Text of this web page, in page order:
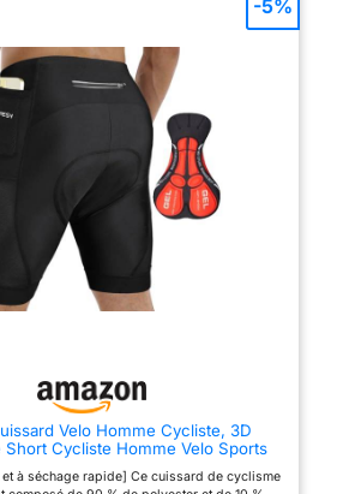
qui
taille.
sans
peau,
les
un port
d’un
densité
pour
les points
à
cuissard
les
empêche
de
de
polyester durable et boucles en
plastique, le cintre de bottes est
très durable, support de bottes
Étendoir - glisser la dans la
boucle et suspendre, en la
gardant droite, c'est très utile,
cintre pour bottes de pêche
Cuissardes pour la pêche -
taille unique, polyvalentes pour
les bottes pour adultes ou les
bottes pour enfants, et
s'ajustent mieux qu'un cintre de
pataugeoire serpentin, cintres
pour bottes Cintre de bottes de
pêche - fabriqué en polyester
de haute qualité et durable,
matériau plastique, le cintre de
Velo Homme Cycliste, 3D
Short Cycliste Homme Velo Sports
de Cyclisme avec Poche Sweat
Volatility Fast Drying Noir XXL
à séchage rapide] Ce cuissard de cyclisme
-5%